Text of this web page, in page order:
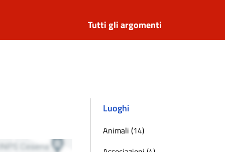
Tutti gli argomenti
Luoghi
Animali (14)